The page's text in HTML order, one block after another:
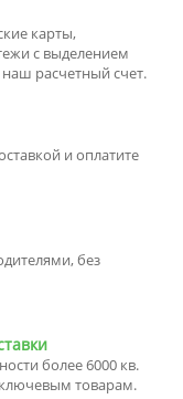
карты,
с выделением
расчетный счет.
и оплатите
без
более 6000 кв.
товарам.